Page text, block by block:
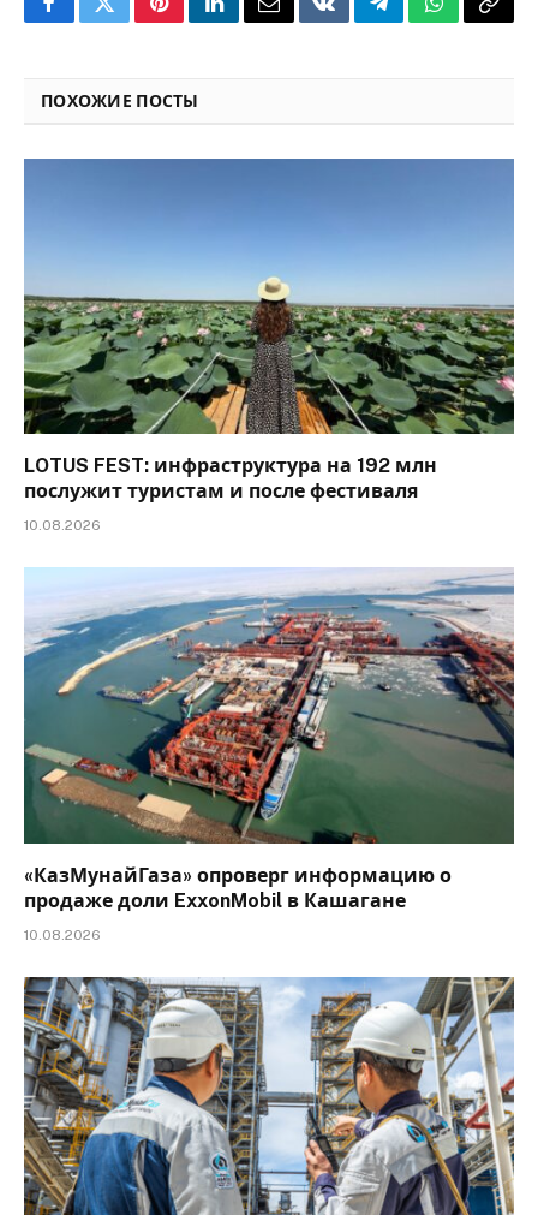
FacebookTwitterPinterestLinkedInEmailVKontakteTelegramWhatsApp
Copy
ПОХОЖИЕ ПОСТЫ
LOTUS FEST: инфраструктура на 192 млн
послужит туристам и после фестиваля
10.08.2026
«КазМунайГаза» опроверг информацию о
продаже доли ExxonMobil в Кашагане
10.08.2026